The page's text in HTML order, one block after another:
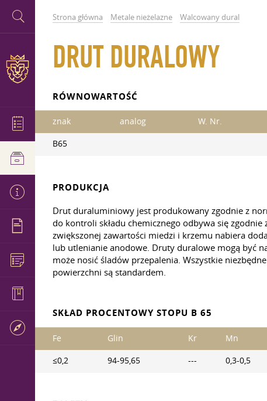
Strona główna Metale nieżelazne Walcowany dural
DRUT DURALOWY
RÓWNOWARTOŚĆ
znak analog W. Nr.
B65
PRODUKCJA
Drut duraluminiowy jest produkowany zgodnie z
do kontroli składu chemicznego odbywa się zgodnie
zwiększonej zawartości miedzi i krzemu nabiera
lub utlenianie anodowe. Druty duralowe mogą być
może nosić śladów przepalenia. Wszystkie
powierzchni są standardem.
SKŁAD PROCENTOWY STOPU B 65
Fe Glin Kr Mn
≤0,2 94-95,65 --- 0,3-0,5